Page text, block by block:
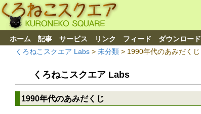
ホーム 記事 サービス リンク フィード ダウンロード
くろねこスクエア Labs > 未分類 > 1990年代のあみだくじ
くろねこスクエア Labs
1990年代のあみだくじ